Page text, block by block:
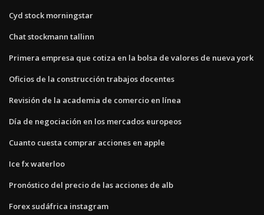
Cyd stock morningstar
Chat stockmann tallinn
Primera empresa que cotiza en la bolsa de valores de nueva york
Oficios de la construcción trabajos docentes
Revisión de la academia de comercio en línea
Día de negociación en los mercados europeos
Cuanto cuesta comprar acciones en apple
Ice fx waterloo
Pronóstico del precio de las acciones de alb
Forex sudáfrica instagram